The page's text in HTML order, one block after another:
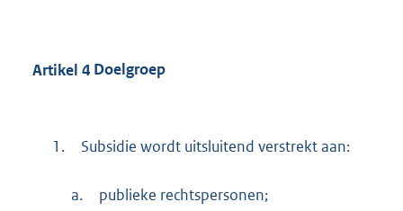
Artikel 4 Doelgroep
1. Subsidie wordt uitsluitend verstrekt aan:
a. publieke rechtspersonen;